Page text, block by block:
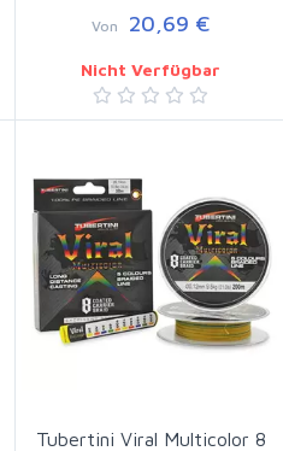
Von 20,69 €
Nicht Verfügbar
Tubertini Viral Multicolor 8